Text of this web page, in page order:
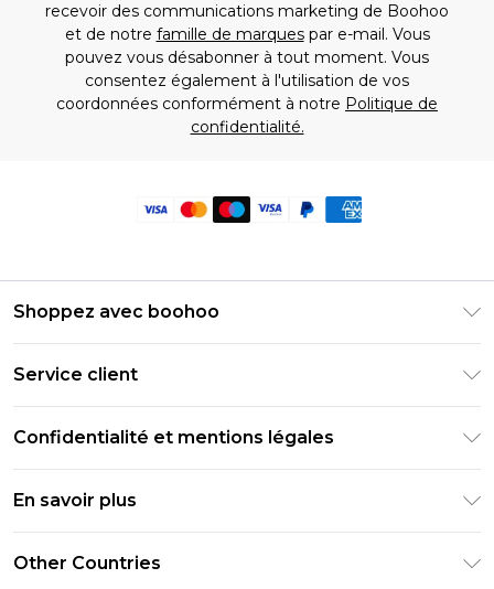
recevoir des communications marketing de Boohoo
et de notre famille de marquespar e-mail. Vous
pouvez vous désabonner à tout moment. Vous
consentez également à l'utilisation de vos
coordonnées conformément à notre Politique de
confidentialité.
Shoppez avec boohoo
PayPal
Clearpay
Klarna
Réduction étudiant - Student Beans
Réduction étudiant - UNiDAYS
Service client
Informations de livraison
Informations sur les retours
Contactez-nous
Confidentialité et mentions légales
Conditions d'utilisation
En savoir plus
Other Countries